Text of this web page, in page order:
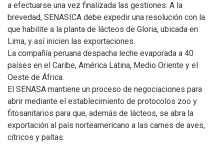
a efectuarse una vez finalizada las gestiones. A la
brevedad, SENASICA debe expedir una resolución con la
que habilite a la planta de lácteos de Gloria, ubicada en
Lima, y así inicien las exportaciones.
La compañía peruana despacha leche evaporada a 40
países en el Caribe, América Latina, Medio Oriente y el
Oeste de África.
El SENASA mantiene un proceso de negociaciones para
abrir mediante el establecimiento de protocolos zoo y
fitosanitarios para que, además de lácteos, se abra la
exportación al país norteamericano a las carnes de aves,
cítricos y paltas.